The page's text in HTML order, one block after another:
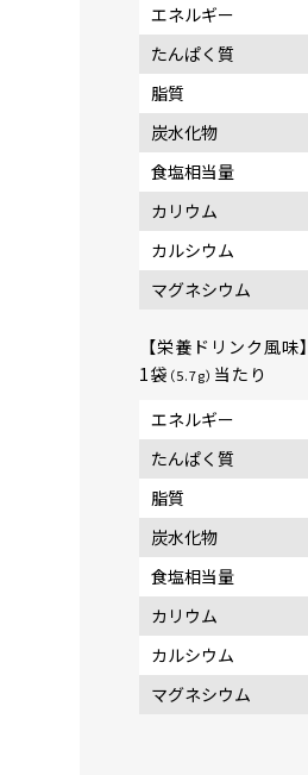
エネルギー
たんぱく質
脂質
炭水化物
食塩相当量
カリウム
カルシウム
マグネシウム
【栄養ドリンク風味】
1袋 （5.7g） 当たり
エネルギー
たんぱく質
脂質
炭水化物
食塩相当量
カリウム
カルシウム
マグネシウム